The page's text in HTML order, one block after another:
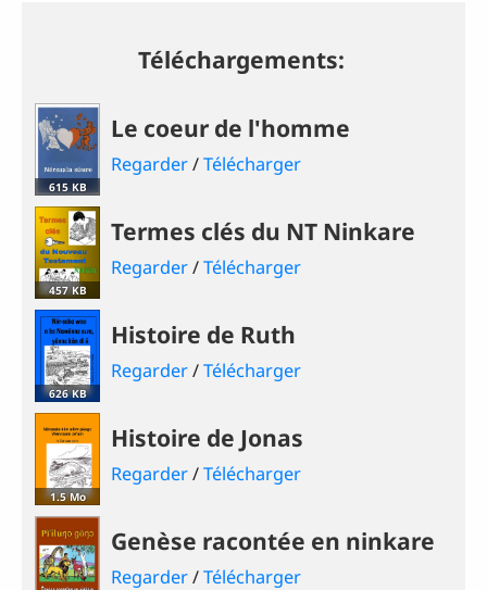
Téléchargements:
615 KB
Le coeur de l'homme
Regarder/Télécharger
457 KB
Termes clés du NT Ninkare
Regarder/Télécharger
626 KB
Histoire de Ruth
Regarder/Télécharger
1.5 Mo
Histoire de Jonas
Regarder/Télécharger
Genèse racontée en ninkare
Regarder/Télécharger